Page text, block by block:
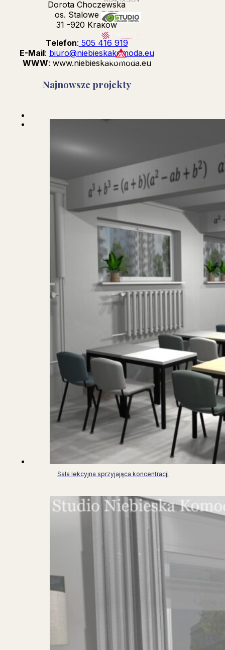
Dorota Choczewska
os. Stalowe 5/77
31 -920 Kraków
Telefon: 505 416 919
E-Mail: biuro@niebieskakomoda.eu
WWW: www.niebieskakomoda.eu
Najnowsze projekty
Sala lekcyjna sprzyjająca koncentracji